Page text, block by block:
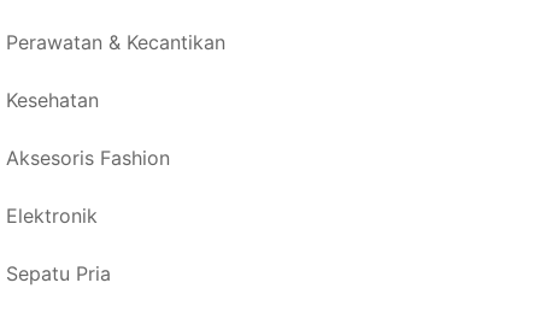
Perawatan & Kecantikan
Kesehatan
Aksesoris Fashion
Elektronik
Sepatu Pria